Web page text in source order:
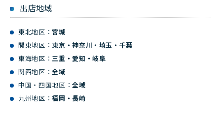
出店地域
東北地区： 宮城
関東地区： 東京・神奈川・埼玉・千葉
東海地区：三重・愛知・岐阜
関西地区：全域
中国・四国地区：全域
九州地区：福岡・長崎